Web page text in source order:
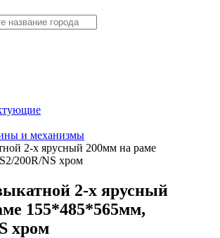
и механизмы
2-х ярусный 200мм на раме
200R/NS хром
2-х ярусный
155*485*565мм,
хром